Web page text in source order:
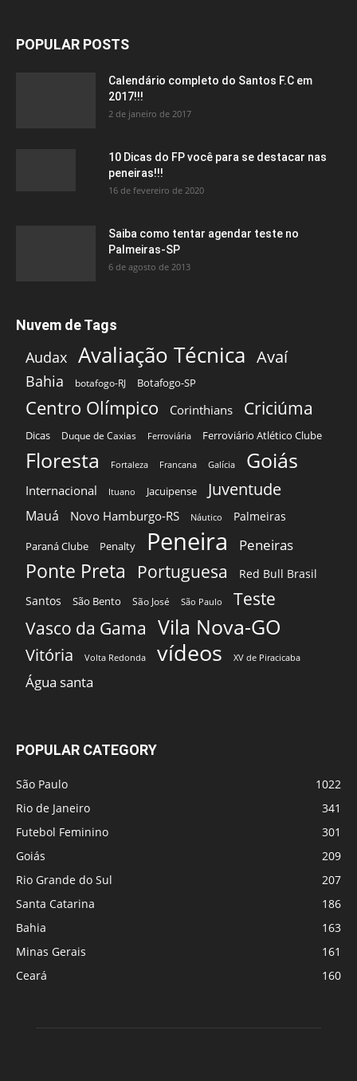
POPULAR POSTS
Calendário completo do Santos F.C em
2017!!!
2 de janeiro de 2017
10 Dicas do FP você para se destacar nas
peneiras!!!
16 de fevereiro de 2020
Saiba como tentar agendar teste no
Palmeiras-SP
6 de agosto de 2013
Nuvem de Tags
Audax Avaliação Técnica Avaí
Bahia botafogo-RJ Botafogo-SP
Centro Olímpico Corinthians Criciúma
Dicas Duque de Caxias Ferroviária Ferroviário Atlético Clube
Floresta Fortaleza Francana Galícia Goiás
Internacional Ituano Jacuipense Juventude
Mauá Novo Hamburgo-RS Náutico Palmeiras
Paraná Clube Penalty Peneira Peneiras
Ponte Preta Portuguesa
Red Bull Brasil
Santos
São Bento São José São Paulo Teste
Vasco da Gama Vila Nova-GO
Vitória Volta Redonda vídeos XV de Piracicaba
Água santa
POPULAR CATEGORY
São Paulo
1022
Rio de Janeiro
341
Futebol Feminino
301
Goiás
209
Rio Grande do Sul
207
Santa Catarina
186
Bahia
163
Minas Gerais
161
Ceará
160